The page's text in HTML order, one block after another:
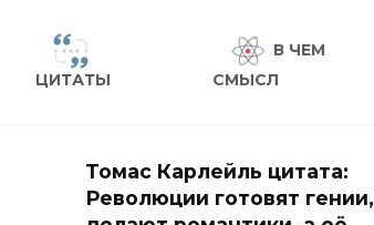
ЦИТАТЫ
В ЧЕМ
СМЫСЛ
Томас Карлейль цитата:
Революции готовят гении,